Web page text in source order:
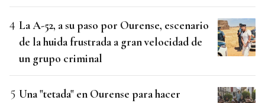
La A-52, a su paso por Ourense, escenario
de la huida frustrada a gran velocidad de
un grupo criminal
Una "tetada" en Ourense para hacer